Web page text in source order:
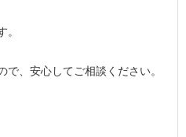
。
、安心してご相談ください。